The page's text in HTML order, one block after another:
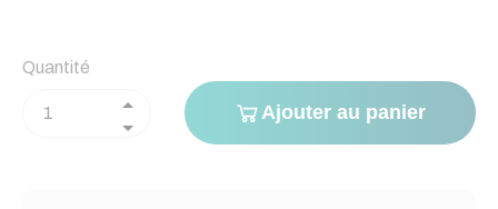
Quantité
Ajouter au panier